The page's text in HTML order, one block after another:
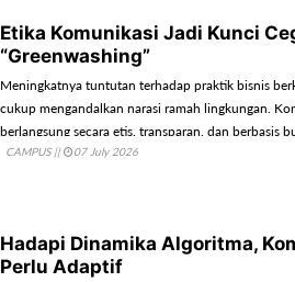
Etika Komunikasi Jadi Kunci
“Greenwashing”
Meningkatnya tuntutan terhadap praktik bisnis
cukup mengandalkan narasi ramah lingkungan.
berlangsung secara etis, transparan, dan berbasis
publik sekaligus menghindari praktik greenwashing.
CAMPUS|| 07 July 2026
Hadapi Dinamika Algoritma,
Perlu Adaptif